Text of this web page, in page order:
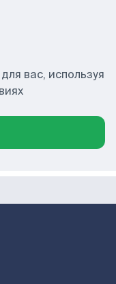
вас, используя